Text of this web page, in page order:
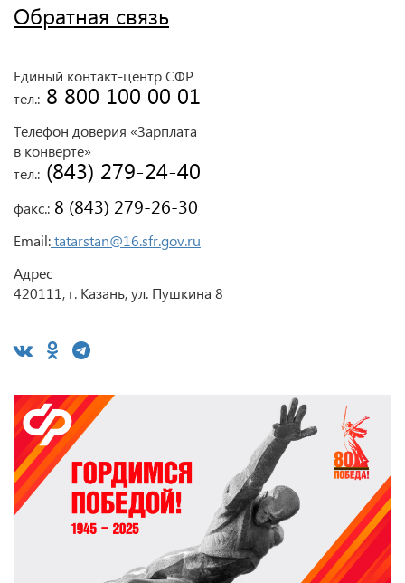
Обратная связь
Единый контакт-центр СФР
тел.: 8 800 100 00 01
Телефон доверия «Зарплата
в конверте»
тел.: (843) 279-24-40
факс.: 8 (843) 279-26-30
Email:tatarstan@16.sfr.gov.ru
Адрес
420111, г. Казань, ул. Пушкина 8